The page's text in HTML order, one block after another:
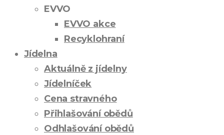
EVVO
EVVO akce
Recyklohraní
Jídelna
Aktuálně z jídelny
Jídelníček
Cena stravného
Přihlašování obědů
Odhlašování obědů